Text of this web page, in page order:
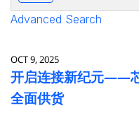
Advanced Search
OCT 9, 2025
开启连接新纪元——
全面供货